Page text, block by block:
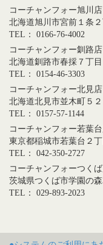
コーチャンフォー旭川店
北海道旭川市宮前１条
TEL： 0166-76-4002
コーチャンフォー釧路店
北海道釧路市春採７丁
TEL： 0154-46-3303
コーチャンフォー北見店
北海道北見市並木町５２
TEL： 0157-57-1144
コーチャンフォー若葉
東京都稲城市若葉台２
TEL： 042-350-2727
コーチャンフォーつく
茨城県つくば市学園の
TEL： 029-893-2023